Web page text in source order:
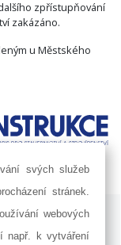
zpřístupňování
zakázáno.
u Městského
a.s. |
Nastavení
svých služeb
stránek.
webových
např. k vytváření